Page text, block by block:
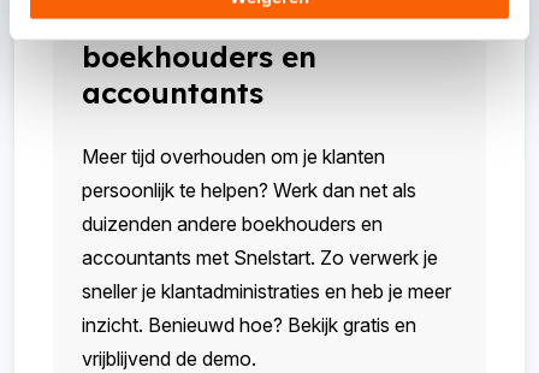
Zo helpt Snelstart
boekhouders en
accountants
Meer tijd overhouden om je klanten
persoonlijk te helpen? Werk dan net als
duizenden andere boekhouders en
accountants met Snelstart. Zo verwerk je
sneller je klantadministraties en heb je meer
inzicht. Benieuwd hoe? Bekijk gratis en
vrijblijvend de demo.